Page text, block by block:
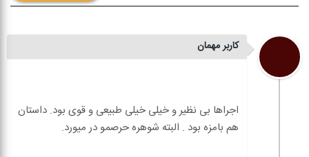
کاربر مهمان
اجراها بی نظیر و خیلی خیلی طبیعی و قوی بود. داستان